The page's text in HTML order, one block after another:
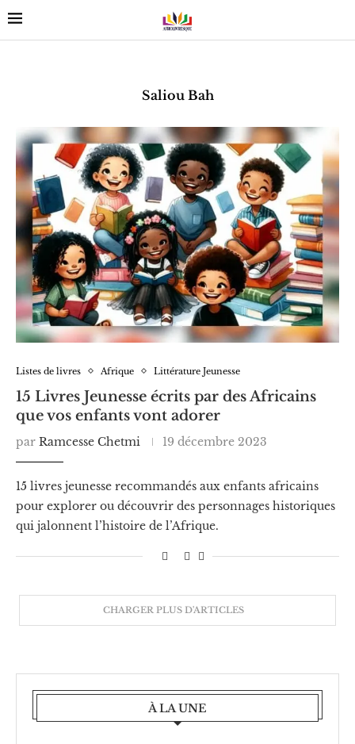
Saliou Bah
Listes de livres Afrique Littérature Jeunesse
15 Livres Jeunesse écrits par des Africains
que vos enfants vont adorer
par Ramcesse Chetmi 19 décembre 2023
15 livres jeunesse recommandés aux enfants africains
pour explorer ou découvrir des personnages historiques
qui jalonnent l’histoire de l’Afrique.
CHARGER PLUS D'ARTICLES
À LA UNE